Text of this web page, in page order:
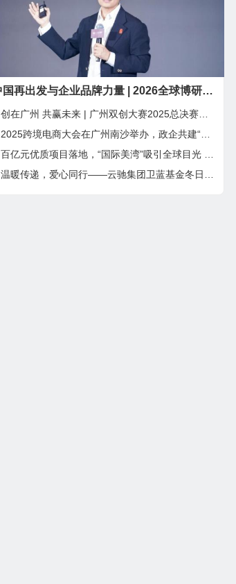
中国再出发与企业品牌力量 | 2026全球博研同学年会 在深圳圆满举行
创在广州 共赢未来 | 广州双创大赛2025总决赛暨INNO+大湾区科创嘉年华成功举办
2025跨境电商大会在广州南沙举办，政企共建“跨境电商出海新通道”
百亿元优质项目落地，“国际美湾”吸引全球目光 ——第三届广州国际美妆周开幕，千亿产业集群加速全球化布局
温暖传递，爱心同行——云驰集团卫蓝基金冬日公益捐赠行动